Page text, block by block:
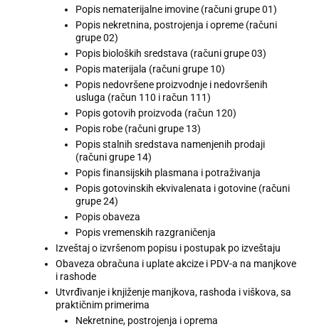
Popis nematerijalne imovine (računi grupe 01)
Popis nekretnina, postrojenja i opreme (računi
grupe 02)
Popis bioloških sredstava (računi grupe 03)
Popis materijala (računi grupe 10)
Popis nedovršene proizvodnje i nedovršenih
usluga (račun 110 i račun 111)
Popis gotovih proizvoda (račun 120)
Popis robe (računi grupe 13)
Popis stalnih sredstava namenjenih prodaji
(računi grupe 14)
Popis finansijskih plasmana i potraživanja
Popis gotovinskih ekvivalenata i gotovine (računi
grupe 24)
Popis obaveza
Popis vremenskih razgraničenja
Izveštaj o izvršenom popisu i postupak po izveštaju
Obaveza obračuna i uplate akcize i PDV-a na manjkove
i rashode
Utvrđivanje i knjiženje manjkova, rashoda i viškova, sa
praktičnim primerima
Nekretnine, postrojenja i oprema